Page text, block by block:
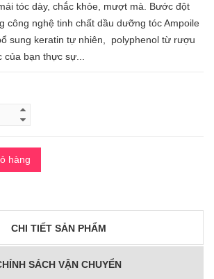
tóc dày, chắc khỏe, mượt mà. Bước đột
công nghệ tinh chất dầu dưỡng tóc Ampoile
sung keratin tự nhiên, polyphenol từ rượu
bạn thực sự...
hàng
CHI TIẾT SẢN PHẨM
SÁCH VẬN CHUYỂN